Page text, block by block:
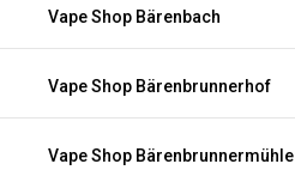
Vape Shop Bärenbach
Vape Shop Bärenbrunnerhof
Vape Shop Bärenbrunnermühle